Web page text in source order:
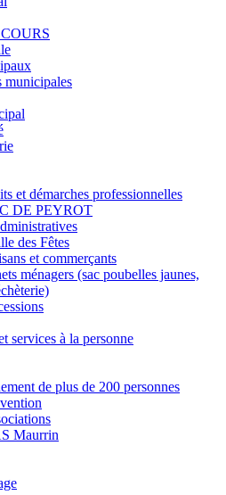
municipales
et démarches professionnelles
DE PEYROT
des Fêtes
et commerçants
ménagers (sac poubelles jaunes,
services à la personne
de plus de 200 personnes
Maurrin